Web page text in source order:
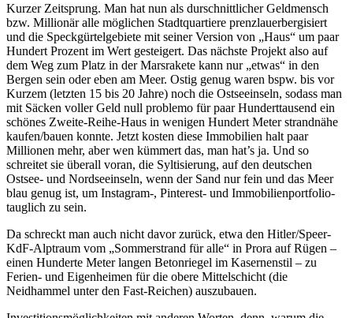
Kurzer Zeitsprung. Man hat nun als durschnittlicher Geldmensch
bzw. Millionär alle möglichen Stadtquartiere prenzlauerbergisiert
und die Speckgürtelgebiete mit seiner Version von „Haus“ um paar
Hundert Prozent im Wert gesteigert. Das nächste Projekt also auf
dem Weg zum Platz in der Marsrakete kann nur „etwas“ in den
Bergen sein oder eben am Meer. Ostig genug waren bspw. bis vor
Kurzem (letzten 15 bis 20 Jahre) noch die Ostseeinseln, sodass man
mit Säcken voller Geld null problemo für paar Hunderttausend ein
schönes Zweite-Reihe-Haus in wenigen Hundert Meter strandnähe
kaufen/bauen konnte. Jetzt kosten diese Immobilien halt paar
Millionen mehr, aber wen kümmert das, man hat’s ja. Und so
schreitet sie überall voran, die Syltisierung, auf den deutschen
Ostsee- und Nordseeinseln, wenn der Sand nur fein und das Meer
blau genug ist, um Instagram-, Pinterest- und Immobilienportfolio-
tauglich zu sein.
Da schreckt man auch nicht davor zurück, etwa den Hitler/Speer-
KdF-Alptraum vom „Sommerstrand für alle“ in Prora auf Rügen –
einen Hunderte Meter langen Betonriegel im Kasernenstil – zu
Ferien- und Eigenheimen für die obere Mittelschicht (die
Neidhammel unter den Fast-Reichen) auszubauen.